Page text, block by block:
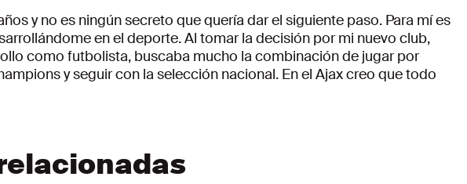
y no es ningún secreto que quería dar el siguiente paso. Para mí es
en el deporte. Al tomar la decisión por mi nuevo club,
como futbolista, buscaba mucho la combinación de jugar por
y seguir con la selección nacional. En el Ajax creo que todo